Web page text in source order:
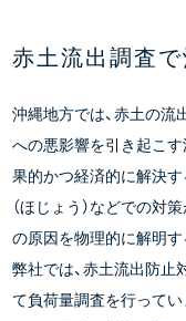
赤土流出調査
沖縄地方では、赤土の流
への悪影響を引き起こ
果的かつ経済的に解決
（ほじょう）などでの対
の原因を物理的に解明す
弊社では、赤土流出防止
て負荷量調査を行ってい